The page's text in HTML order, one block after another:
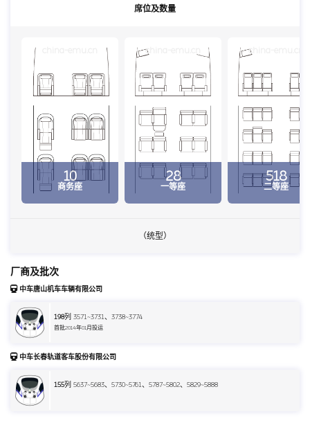
席位及数量
10
商务座
28
一等座
china-emu.cn
518
二等座
china-emu.cn
（统型）
厂商及批次
中车唐山机车车辆有限公司
198列 3571~3731、3738~3774
首批2014年01月投运
中车长春轨道客车股份有限公司
155列 5637~5683、5730~5761、5787~5802、5829~5888